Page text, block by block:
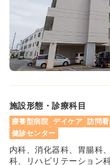
施設形態・診療科目
療養型病院 デイケア 訪問
健診センター
内科、消化器科、胃腸科
科、リハビリテーション